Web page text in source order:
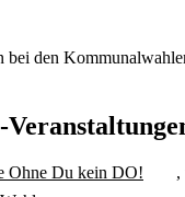
den
Ohne Du kein DO! ,